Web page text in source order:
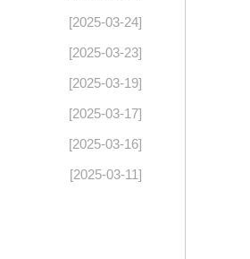
[2025-03-24]
[2025-03-23]
[2025-03-19]
[2025-03-17]
[2025-03-16]
[2025-03-11]